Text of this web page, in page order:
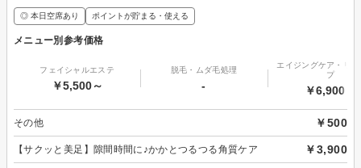
◎ 本日空席あり ポイントが貯まる・使える
メニュー別参考価格
フェイシャルエステ
￥5,500～
脱毛・ムダ毛処理
-
エイジングケア・リ
プ
￥6,900～
その他 ￥500
【サクッと美足】隙間時間に♪かかとつるつる角質ケア ￥3,900